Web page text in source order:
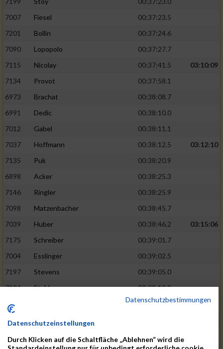
7007
Fiesel
00:37:23.5
7201
Bollin
00:37:24.6
7090
Lopopolo
00:37:27.7
7115
Nicolay 00:37:41.5
03:10:09
7134
Provot
00:37:58.1
6973
Brachat
00:38:08.7
6991
Dedic
00:38:10.0
7012
Gabel
00:38:11.1
7037
Hoffmann 00:38:12.5
03:12:10
7135
Puk
00:38:20.9
6898
Acker
00:38:25.3
7146
Ringler
00:38:25.9
7098
Matzenbacher
00:38:45.7
7039
Huber 00:38:46.2
03:15:06
7175
Schreiber
00:39:01.7
7004
Esslinger
00:39:02.5
7197
Stevens
00:39:05.0
7194
Stahler
00:39:10.9
7137
00:39:19.2
03:17:58
7089
Löffler
7218
Waible
00:39:32.4
Datenschutzbestimmungen
Datenschutzeinstellungen
Durch Klicken auf die Schaltfläche „Ablehnen“ wird die